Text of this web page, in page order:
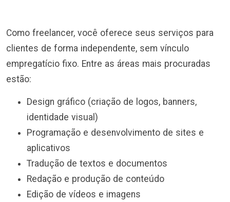
Como freelancer, você oferece seus serviços para
clientes de forma independente, sem vínculo
empregatício fixo. Entre as áreas mais procuradas
estão:
Design gráfico (criação de logos, banners,
identidade visual)
Programação e desenvolvimento de sites e
aplicativos
Tradução de textos e documentos
Redação e produção de conteúdo
Edição de vídeos e imagens